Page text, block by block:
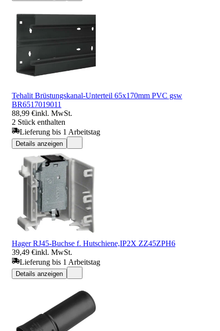
Tehalit Brüstungskanal-Unterteil 65x170mm PVC gsw
BR6517019011
88,99 €inkl. MwSt.
2 Stück enthalten
Lieferung bis 1 Arbeitstag
Details anzeigen
Hager RJ45-Buchse f. Hutschiene,IP2X ZZ45ZPH6
39,49 €inkl. MwSt.
Lieferung bis 1 Arbeitstag
Details anzeigen